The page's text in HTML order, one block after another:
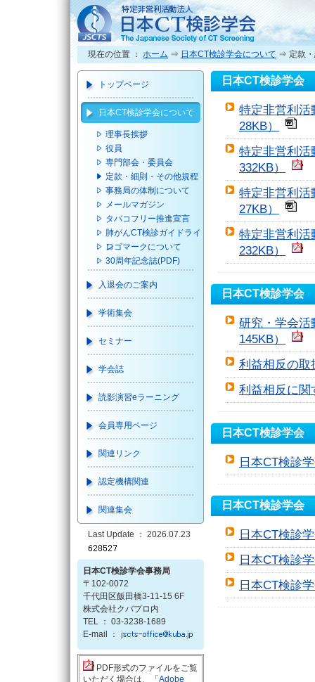
現在の位置 ： ホーム ⇒ 日本CT検診学会について ⇒ 定款・
トップページ
日本CT検診学会について
理事長挨拶
役員
専門部会・委員会
定款・細則・その他規程
事務局の体制について
メールマガジン
タバコフリー推進宣言
肺がんCT検診ガイドライ
ン
ロゴマークについて
30周年記念誌(PDF)
入退会のご案内
学術集会
セミナー
学会誌
読影演習eラーニング
会員専用ページ
関連リンク
認定機構関連
関連集会
Last Update ： 2026.07.23
日本CT検診学会事務局
〒102-0072
千代田区飯田橋3-11-15 6F
株式会社クバプロ内
TEL ： 03-3238-1689
E-mail ：
PDF形式のファイルをご覧
いただく場合は、「 Adobe
日本CT検診学会
特定非営利
28KB）
特定非営利
332KB）
特定非営利
27KB）
特定非営利
232KB）
日本CT検診学会
研究・学会活
145KB）
利益相反の取
利益相反に関
日本CT検診学会
日本CT検診
日本CT検診学会
日本CT検診
日本CT検診
日本CT検診